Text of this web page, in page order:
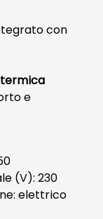
con
e
(V): 230
elettrico